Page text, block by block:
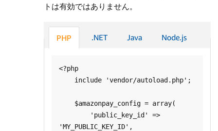
トは有効ではありません。
PHP .NET Java Node.js
<?php
'MY_PUBLIC_KEY_ID',